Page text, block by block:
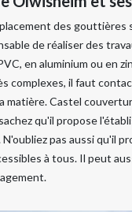
des gouttières
de réaliser des
en aluminium ou en
complexes, il faut
matière. Castel
qu'il propose
pas aussi qu'il
à tous. Il peut